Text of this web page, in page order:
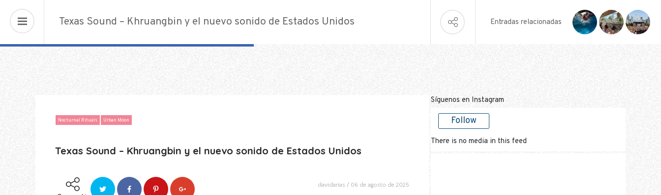
Urban Nigths
Texas Sound – Khruangbin y el nuevo sonido de Estados Unidos Entradas relacionadas
Nocturnal Rituals Urban Moon
Texas Sound – Khruangbin y el nuevo sonido de Estados Unidos
davidarias 06 de agosto de 2025
Síguenos en Instagram
Follow
There is no media in this feed